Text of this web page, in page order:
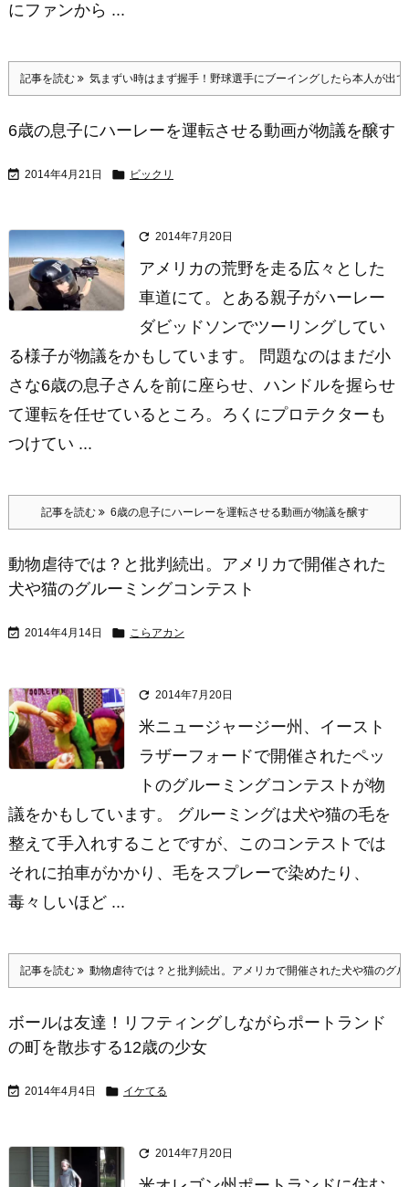
にファンから ...
記事を読む 気まずい時はまず握手！野球選手にブーイングしたら本人が出
6歳の息子にハーレーを運転させる動画が物議を醸す
 2014年4月21日  ビックリ
 2014年7月20日
アメリカの荒野を走る広々とした
車道にて。とある親子がハーレー
ダビッドソンでツーリングしてい
る様子が物議をかもしています。 問題なのはまだ小
さな6歳の息子さんを前に座らせ、ハンドルを握らせ
て運転を任せているところ。ろくにプロテクターも
つけてい ...
記事を読む 6歳の息子にハーレーを運転させる動画が物議を醸す
動物虐待では？と批判続出。アメリカで開催された
犬や猫のグルーミングコンテスト
 2014年4月14日  こらアカン
 2014年7月20日
米ニュージャージー州、イースト
ラザーフォードで開催されたペッ
トのグルーミングコンテストが物
議をかもしています。 グルーミングは犬や猫の毛を
整えて手入れすることですが、このコンテストでは
それに拍車がかかり、毛をスプレーで染めたり、
毒々しいほど ...
記事を読む 動物虐待では？と批判続出。アメリカで開催された犬や猫のグ
ボールは友達！リフティングしながらポートランド
の町を散歩する12歳の少女
 2014年4月4日  イケてる
 2014年7月20日